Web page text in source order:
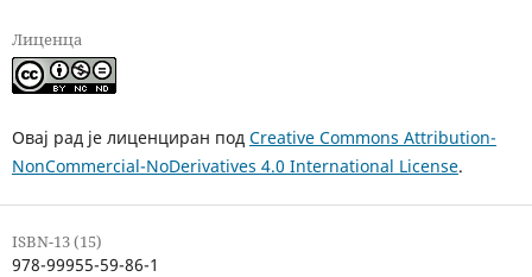
Лиценца
Овај рад је лиценциран под Creative Commons Attribution-
NonCommercial-NoDerivatives 4.0 International License.
ISBN-13 (15)
978-99955-59-86-1